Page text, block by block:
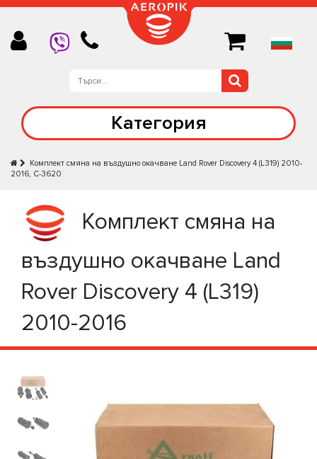
Категория
Комплект смяна на въздушно окачване Land Rover Discovery 4 (L319) 2010-
2016, C-3620
Комплект смяна на
въздушно окачване Land
Rover Discovery 4 (L319)
2010-2016